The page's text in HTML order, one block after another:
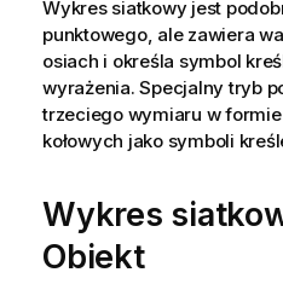
Wykres siatkowy jest
punktowego, ale zawiera
osiach i określa symbol
wyrażenia. Specjalny tryb
trzeciego wymiaru w
kołowych jako symboli
Wykres
Obiekt